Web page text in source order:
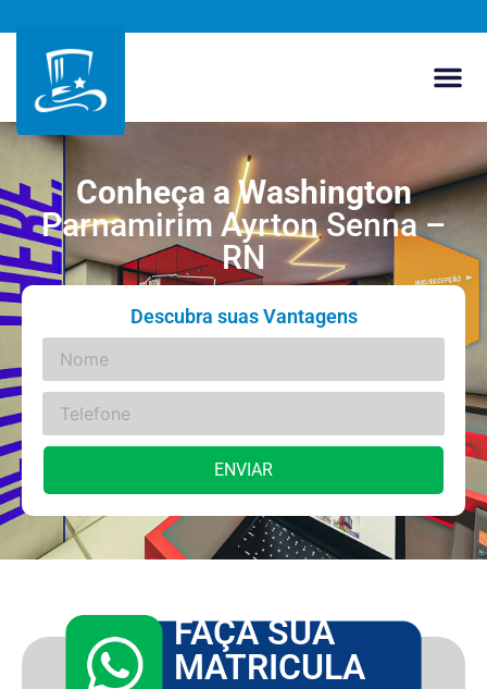
Conheça a Washington
Parnamirim Ayrton Senna –
RN
Descubra suas Vantagens
FAÇA SUA
MATRICULA